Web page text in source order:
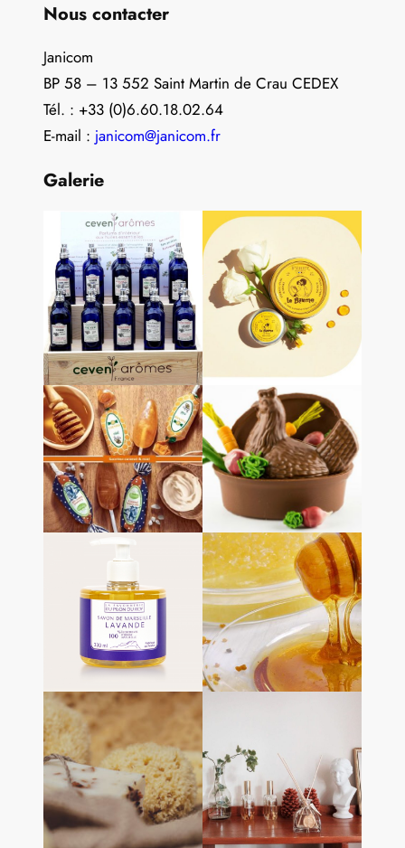
Nous contacter
Janicom
BP 58 – 13 552 Saint Martin de Crau CEDEX
Tél. : +33 (0)6.60.18.02.64
E-mail : janicom@janicom.fr
Galerie